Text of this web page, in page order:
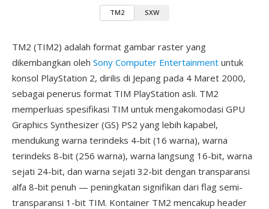
TM2 SXW
TM2 (TIM2) adalah format gambar raster yang
dikembangkan oleh Sony Computer Entertainment untuk
konsol PlayStation 2, dirilis di Jepang pada 4 Maret 2000,
sebagai penerus format TIM PlayStation asli. TM2
memperluas spesifikasi TIM untuk mengakomodasi GPU
Graphics Synthesizer (GS) PS2 yang lebih kapabel,
mendukung warna terindeks 4-bit (16 warna), warna
terindeks 8-bit (256 warna), warna langsung 16-bit, warna
sejati 24-bit, dan warna sejati 32-bit dengan transparansi
alfa 8-bit penuh — peningkatan signifikan dari flag semi-
transparansi 1-bit TIM. Kontainer TM2 mencakup header